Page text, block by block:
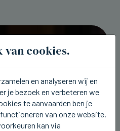
van cookies.
en analyseren wij en
je bezoek en verbeteren we
te aanvaarden ben je
van onze website.
kan via